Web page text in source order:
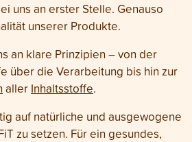
uns an erster Stelle. Genauso
unserer Produkte.
an klare Prinzipien – von der
über die Verarbeitung bis hin zur
aller Inhaltsstoffe.
auf natürliche und ausgewogene
zu setzen. Für ein gesundes,